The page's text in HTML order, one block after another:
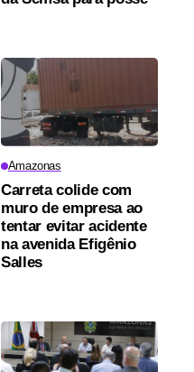
Amazonas
Carreta colide com
muro de empresa ao
tentar evitar acidente
na avenida Efigênio
Salles